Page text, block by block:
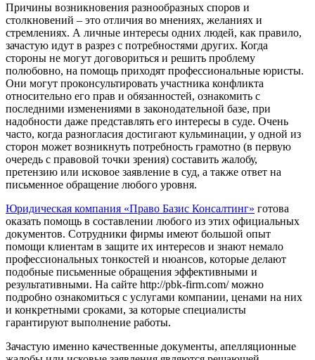
Причины возникновения разнообразных споров и
столкновений – это отличия во мнениях, желаниях и
стремлениях. А личные интересы одних людей, как правило,
зачастую идут в разрез с потребностями других. Когда
стороны не могут договориться и решить проблему
полюбовно, на помощь приходят профессиональные юристы.
Они могут проконсультировать участника конфликта
относительно его прав и обязанностей, ознакомить с
последними изменениями в законодательной базе, при
надобности даже представлять его интересы в суде. Очень
часто, когда разногласия достигают кульминации, у одной из
сторон может возникнуть потребность грамотно (в первую
очередь с правовой точки зрения) составить жалобу,
претензию или исковое заявление в суд, а также ответ на
письменное обращение любого уровня.
Юридическая компания «Право Базис Консалтинг» готова
оказать помощь в составлении любого из этих официальных
документов. Сотрудники фирмы имеют большой опыт
помощи клиентам в защите их интересов и знают немало
профессиональных тонкостей и нюансов, которые делают
подобные письменные обращения эффективными и
результативными. На сайте http://pbk-firm.com/ можно
подробно ознакомиться с услугами компании, ценами на них
и конкретными сроками, за которые специалисты
гарантируют выполнение работы.
Зачастую именно качественные документы, апелляционные